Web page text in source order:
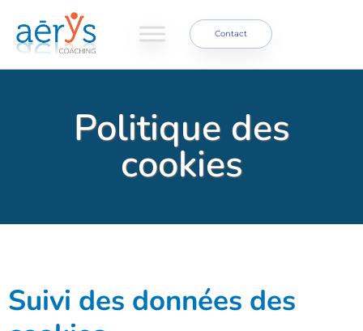
Contact
Politique des
cookies
Suivi des données des